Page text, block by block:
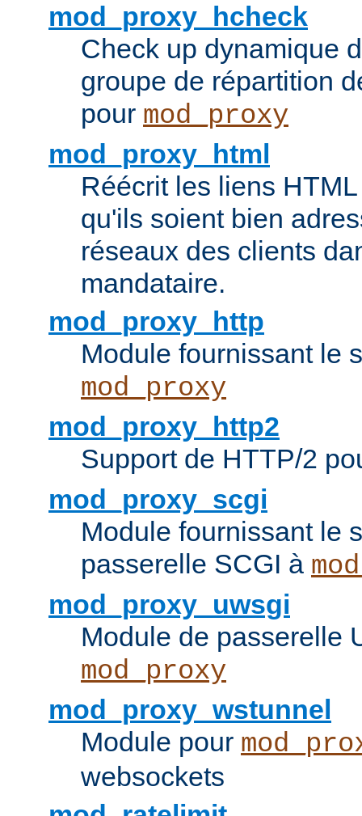
mod_proxy_hcheck
Check up dynamique
groupe de répartition
pour mod_proxy
mod_proxy_html
Réécrit les liens
qu'ils soient bien
réseaux des clients
mandataire.
mod_proxy_http
Module fournissant le
mod_proxy
mod_proxy_http2
Support de HTTP/2
mod_proxy_scgi
Module fournissant le
passerelle SCGI à
mod_proxy_uwsgi
Module de passerelle
mod_proxy
mod_proxy_wstunnel
Module pour
websockets